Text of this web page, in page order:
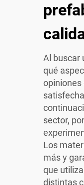
Al buscar
qué
opiniones
sector,
Los
más y
que
distintas